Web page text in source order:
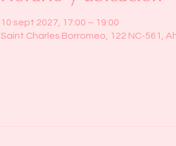
10 sept 2027, 17:00 – 19:00
Saint Charles Borromeo, 122 NC-561,